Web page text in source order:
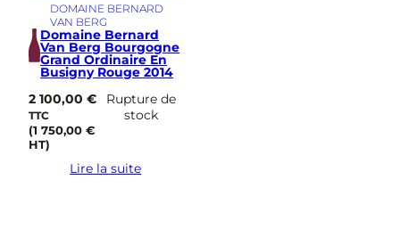
DOMAINE BERNARD
VAN BERG
Domaine Bernard
Van Berg Bourgogne
Grand Ordinaire En
Busigny Rouge 2014
2 100,00€
TTC
(1 750,00€
HT)
Rupture de
stock
Lire la suite